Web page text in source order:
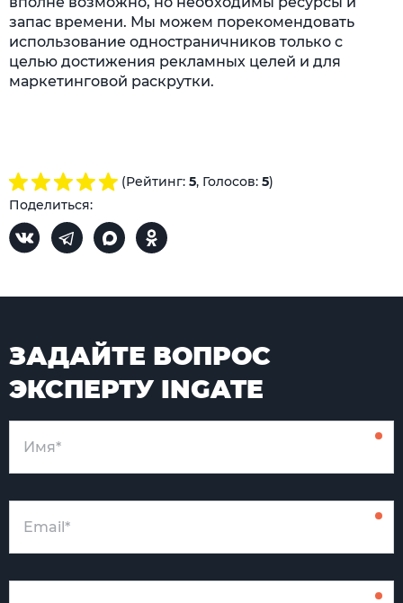
запас времени. Мы можем порекомендовать
использование одностраничников только с
целью достижения рекламных целей и для
маркетинговой раскрутки.
(Рейтинг: 5, Голосов: 5)
Поделиться:
ЗАДАЙТЕ ВОПРОС
ЭКСПЕРТУ INGATE